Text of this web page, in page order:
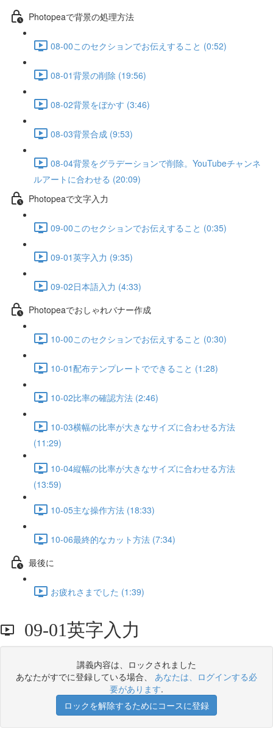
Photopeaで背景の処理方法
08-00このセクションでお伝えすること (0:52)
08-01背景の削除 (19:56)
08-02背景をぼかす (3:46)
08-03背景合成 (9:53)
08-04背景をグラデーションで削除。YouTubeチャンネ
ルアートに合わせる (20:09)
Photopeaで文字入力
09-00このセクションでお伝えすること (0:35)
09-01英字入力 (9:35)
09-02日本語入力 (4:33)
Photopeaでおしゃれバナー作成
10-00このセクションでお伝えすること (0:30)
10-01配布テンプレートでできること (1:28)
10-02比率の確認方法 (2:46)
10-03横幅の比率が大きなサイズに合わせる方法
(11:29)
10-04縦幅の比率が大きなサイズに合わせる方法
(13:59)
10-05主な操作方法 (18:33)
10-06最終的なカット方法 (7:34)
最後に
お疲れさまでした (1:39)
09-01英字入力
講義内容は、ロックされました
あなたがすでに登録している場合、 あなたは、ログインする必
要があります.
ロックを解除するためにコースに登録